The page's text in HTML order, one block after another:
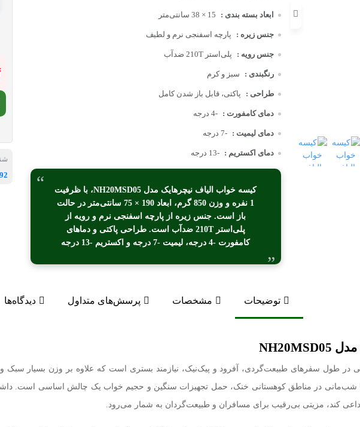
ابعاد بسته بندی : 15 × 38 سانتی‌متر
جنس زیره : پارچه اسفنجی نرم و لطیف
جنس رویه : پلی‌استر 210T ضدآب
رنگبندی : سبز و کرم
طراحی : پاکتی، قابل باز شدن کامل
دمای کامفورت : -4 درجه
دمای لیمیت : -7 درجه
دمای اکستریم : -13 درجه
کیسه خواب الیاف نیچرهایک مدل NH20MSD05، با ظرفیت
1 نفره و وزن 850 گرم، ابعاد 190 × 75 سانتی‌متر در حالت
باز است. جنس زیره از پارچه اسفنجی نرم و رویه از
پلی‌استر 210T ضدآب است. طراحی پاکتی و دماهای
کامفورت -4 درجه، لیمیت -7 درجه و اکستریم -13 درجه
توضیحات مشخصات پرسش‌های متداول دیدگاه‌ها
در طول سفرهای طبیعت‌گردی، آفرود و پیک‌نیک، نیازمند بستری است که علاوه بر وزن بسیار سبک و
یا شب‌مانی در مناطق کوهستانی خنک، حمل تجهیزات سنگین و حجیم خواب یک چالش اساسی است.
کند، مزیتی بی‌رقیب برای مسافران و طبیعت‌گردان به شمار می‌رود.